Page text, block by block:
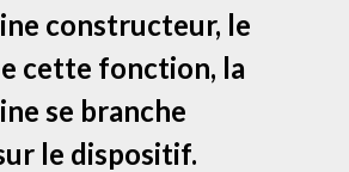
constructeur, le
cette fonction, la
se branche
le dispositif.